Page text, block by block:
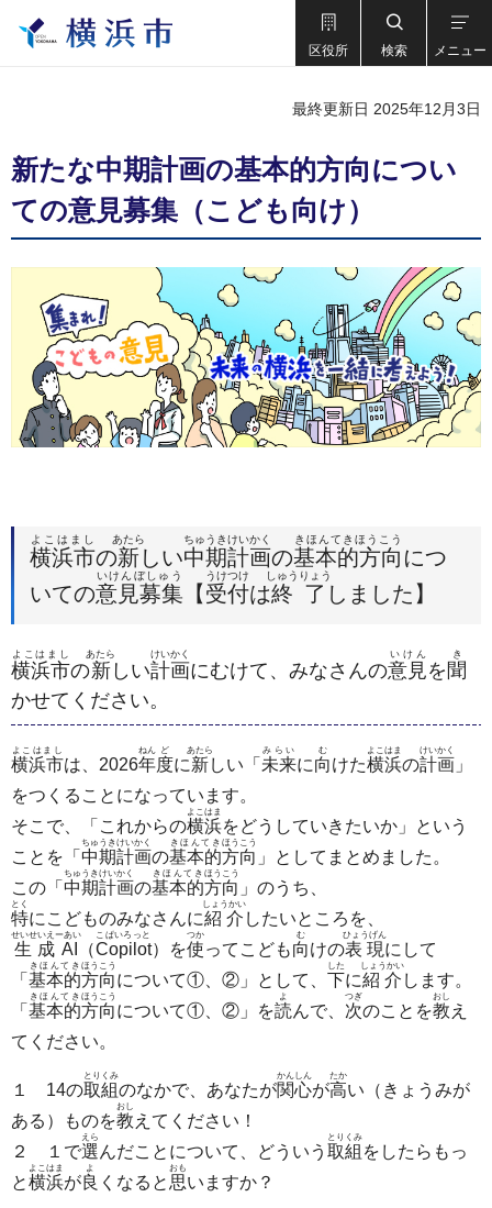
区役所 検索 メニュー
最終更新日 2025年12月3日
新たな中期計画の基本的方向につい
ての意見募集（こども向け）
横浜市
よこはまし
の新
あたら
しい中期計画
ちゅうきけいかく
の基本的方向
きほんてきほうこう
につ
いての意見募集
いけんぼしゅう
【受付
うけつけ
は終了
しゅうりょう
しました】
横浜市
よこはまし
の新
あたら
しい計画
けいかく
にむけて、みなさんの意見
いけん
を 聞
き
かせてください。
横浜市
よこはまし
は、2026年
ねん
度
ど
に新
あたら
しい「 未来
みらい
に向
む
けた横浜
よこはま
の計画
けいかく
」
をつくることになっています。
そこで、「これからの横浜
よこはま
をどうしていきたいか」という
ことを「 中期
ちゅうき
計画
けいかく
の基本的
きほんてき
方向
ほうこう
」としてまとめました。
この「 中期
ちゅうき
計画
けいかく
の基本的
きほんてき
方向
ほうこう
」のうち、
特
とく
にこどものみなさんに紹介
しょうかい
したいところを、
生成AI
せいせいえーあい
（Copilot
こぱいろっと
）を使
つか
ってこども向
む
けの表現
ひょうげん
にして
「 基本的
きほんてき
方向
ほうこう
について①、②」として、 下
した
に紹介
しょうかい
します。
「 基本的
きほんてき
方向
ほうこう
について①、②」を読
よ
んで、 次
つぎ
のことを教
おし
え
てください。
１ 14の取組
とりくみ
のなかで、あなたが関心
かんしん
が高
たか
い（きょうみが
ある）ものを教
おし
えてください！
２ １で選
えら
んだことについて、どういう 取組
とりくみ
をしたらもっ
と横浜
よこはま
が良
よ
くなると 思
おも
いますか？